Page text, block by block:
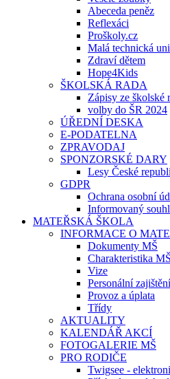
Abeceda peněz
Reflexáci
Proškoly.cz
Malá technická
Zdraví dětem
Hope4Kids
ŠKOLSKÁ RADA
Zápisy ze školské
volby do ŠR 2024
ÚŘEDNÍ DESKA
E-PODATELNA
ZPRAVODAJ
SPONZORSKÉ DARY
Lesy České
GDPR
Ochrana osobní
Informovaný
MATEŘSKÁ ŠKOLA
INFORMACE O
Dokumenty MŠ
Charakteristika MŠ
Vize
Personální zajištění
Provoz a úplata
Třídy
AKTUALITY
KALENDÁŘ AKCÍ
FOTOGALERIE MŠ
PRO RODIČE
Twigsee -